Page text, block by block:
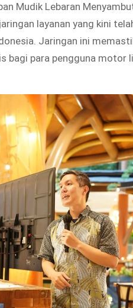
Mudik Lebaran
layanan yang kini
Jaringan ini
bagi para pengguna